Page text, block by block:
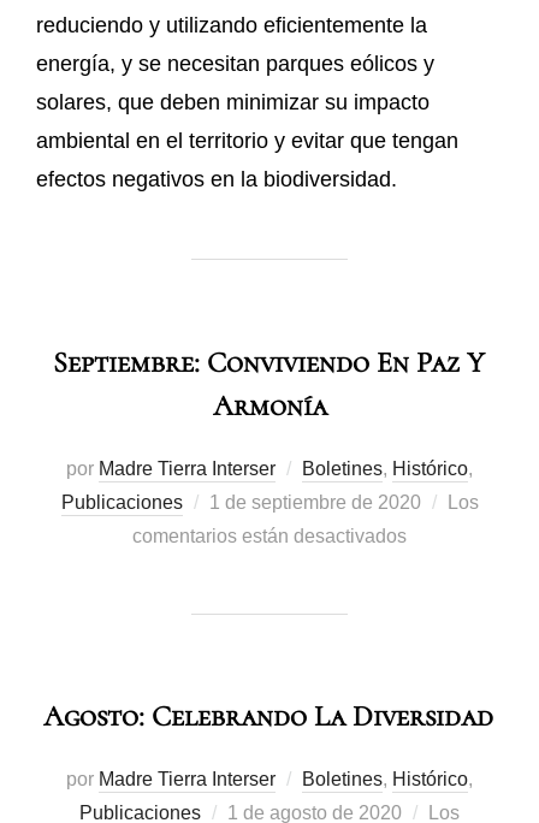
reduciendo y utilizando eficientemente la
energía, y se necesitan parques eólicos y
solares, que deben minimizar su impacto
ambiental en el territorio y evitar que tengan
efectos negativos en la biodiversidad.
Septiembre: Conviviendo En Paz Y
Armonía
por Madre Tierra Interser Boletines, Histórico,
Publicaciones
1 de septiembre de 2020
Los
comentarios están desactivados
Agosto: Celebrando La Diversidad
por Madre Tierra Interser Boletines, Histórico,
Publicaciones
1 de agosto de 2020
Los